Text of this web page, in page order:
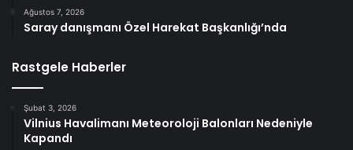
Ağustos 7, 2026
Saray danışmanı Özel Harekat Başkanlığı’nda
Rastgele Haberler
Şubat 3, 2026
Vilnius Havalimanı Meteoroloji Balonları Nedeniyle
Kapandı